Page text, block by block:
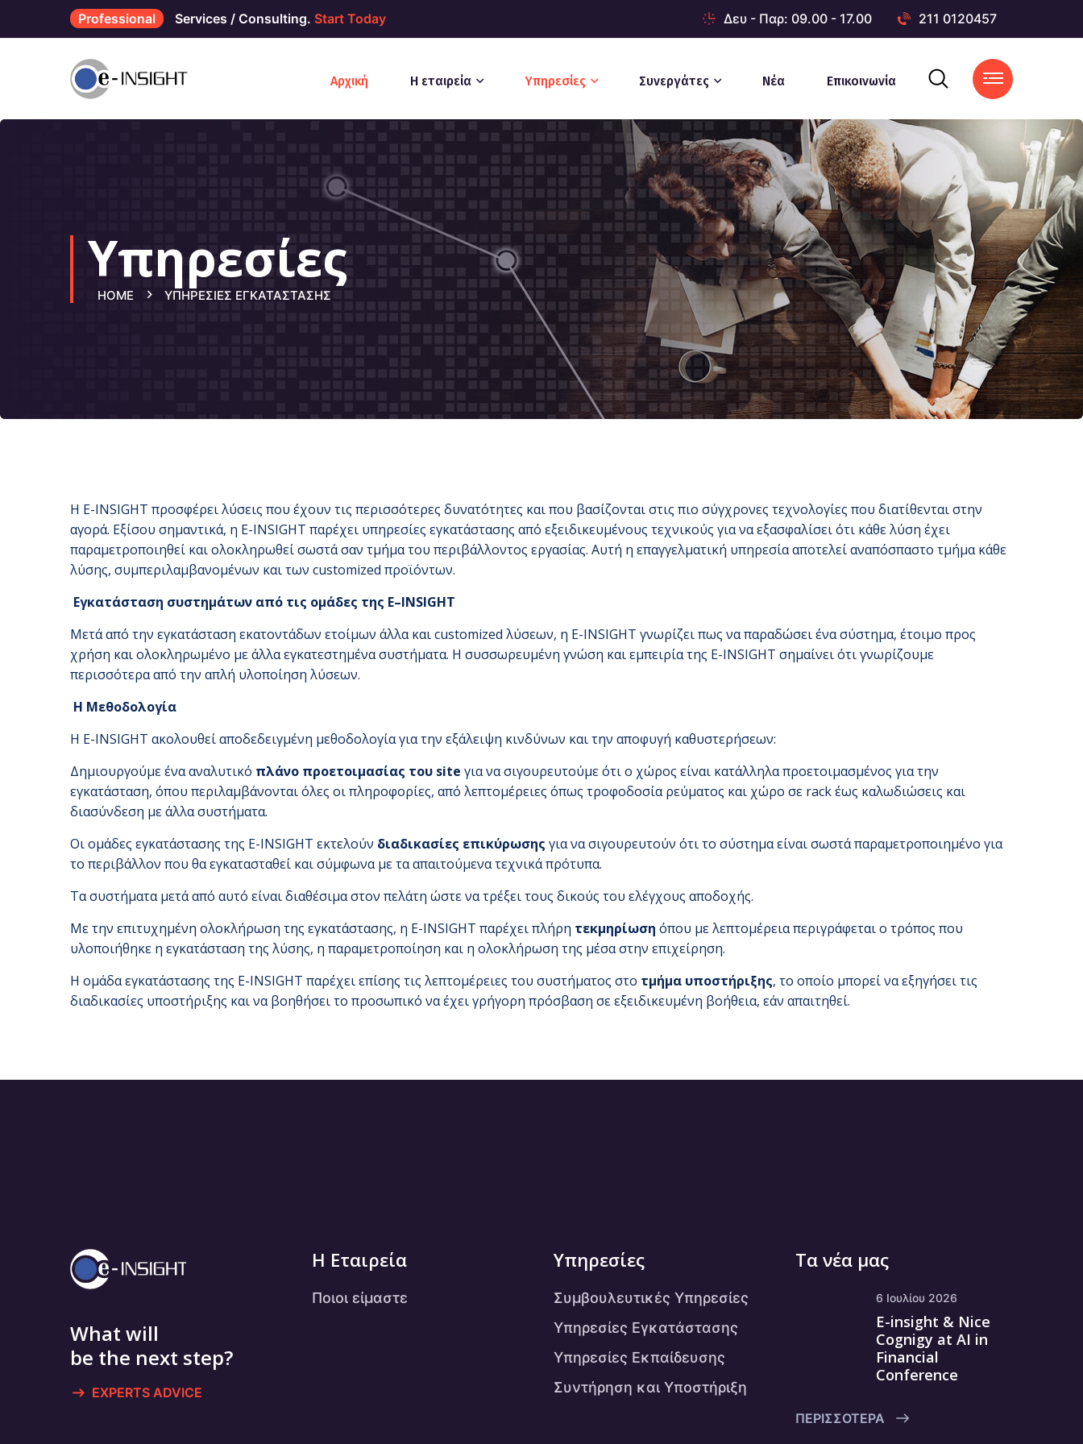
Professional Services / Consulting. Start Today Δευ - Παρ: 09.00 - 17.00 211 0120457
Αρχική Η εταιρεία Υπηρεσίες Συνεργάτες Νέα Επικοινωνία
Υπηρεσίες
HOME ΥΠΗΡΕΣΊΕΣ ΕΓΚΑΤΆΣΤΑΣΗΣ
H E-INSIGHT προσφέρει λύσεις που έχουν τις περισσότερες δυνατότητες και που βασίζονται στις πιο σύγχρονες τεχνολογίες που διατίθενται στην
αγορά. Εξίσου σημαντικά, η E-INSIGHT παρέχει υπηρεσίες εγκατάστασης από εξειδικευμένους τεχνικούς για να εξασφαλίσει ότι κάθε λύση έχει
παραμετροποιηθεί και ολοκληρωθεί σωστά σαν τμήμα του περιβάλλοντος εργασίας. Αυτή η επαγγελματική υπηρεσία αποτελεί αναπόσπαστο τμήμα κάθε
λύσης, συμπεριλαμβανομένων και των customized προϊόντων.
Εγκατάσταση συστημάτων από τις ομάδες της E–INSIGHT
Μετά από την εγκατάσταση εκατοντάδων ετοίμων άλλα και customized λύσεων, η E-INSIGHT γνωρίζει πως να παραδώσει ένα σύστημα, έτοιμο προς
χρήση και ολοκληρωμένο με άλλα εγκατεστημένα συστήματα. Η συσσωρευμένη γνώση και εμπειρία της E-INSIGHT σημαίνει ότι γνωρίζουμε
περισσότερα από την απλή υλοποίηση λύσεων.
Η Μεθοδολογία
Η E-INSIGHT ακολουθεί αποδεδειγμένη μεθοδολογία για την εξάλειψη κινδύνων και την αποφυγή καθυστερήσεων:
Δημιουργούμε ένα αναλυτικό πλάνο προετοιμασίας του site για να σιγουρευτούμε ότι ο χώρος είναι κατάλληλα προετοιμασμένος για την
εγκατάσταση, όπου περιλαμβάνονται όλες οι πληροφορίες, από λεπτομέρειες όπως τροφοδοσία ρεύματος και χώρο σε rack έως καλωδιώσεις και
διασύνδεση με άλλα συστήματα.
Οι ομάδες εγκατάστασης της E-INSIGHT εκτελούν διαδικασίες επικύρωσης για να σιγουρευτούν ότι το σύστημα είναι σωστά παραμετροποιημένο για
το περιβάλλον που θα εγκατασταθεί και σύμφωνα με τα απαιτούμενα τεχνικά πρότυπα.
Τα συστήματα μετά από αυτό είναι διαθέσιμα στον πελάτη ώστε να τρέξει τους δικούς του ελέγχους αποδοχής.
Με την επιτυχημένη ολοκλήρωση της εγκατάστασης, η E-INSIGHT παρέχει πλήρη τεκμηρίωση όπου με λεπτομέρεια περιγράφεται ο τρόπος που
υλοποιήθηκε η εγκατάσταση της λύσης, η παραμετροποίηση και η ολοκλήρωση της μέσα στην επιχείρηση.
Η ομάδα εγκατάστασης της E-INSIGHT παρέχει επίσης τις λεπτομέρειες του συστήματος στο τμήμα υποστήριξης, το οποίο μπορεί να εξηγήσει τις
διαδικασίες υποστήριξης και να βοηθήσει το προσωπικό να έχει γρήγορη πρόσβαση σε εξειδικευμένη βοήθεια, εάν απαιτηθεί.
What will
be the next step?
EXPERTS ADVICE
Η Εταιρεία
Ποιοι είμαστε
Υπηρεσίες
Συμβουλευτικές Υπηρεσίες
Υπηρεσίες Εγκατάστασης
Υπηρεσίες Εκπαίδευσης
Συντήρηση και Υποστήριξη
Τα νέα μας
6 Ιουλίου 2026
E-insight & Nice
Cognigy at AI in
Financial
Conference
ΠΕΡΙΣΣΌΤΕΡΑ